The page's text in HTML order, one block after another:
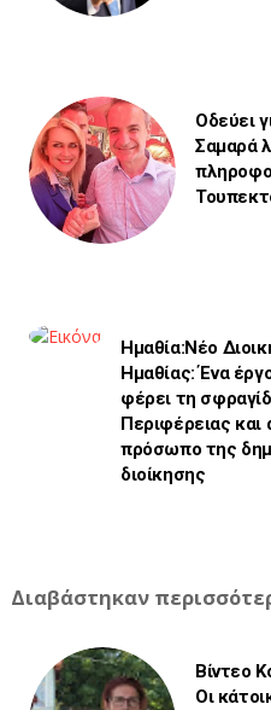
Οδεύει
Σαμαρά
Ημαθία:Νέο
Ημαθίας: Ένα
φέρει τη
Περιφέρειας και
πρόσωπο της
διοίκησης
Διαβάστηκαν
Βίντεο
Οι